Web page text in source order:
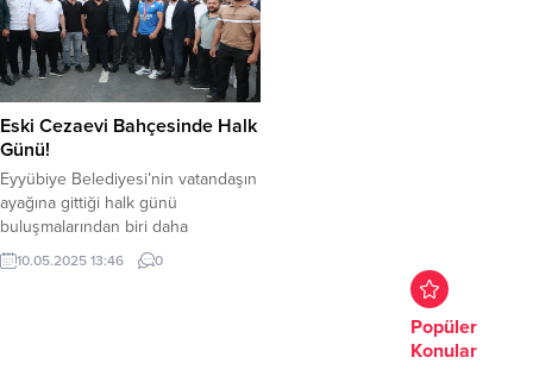
Eski Cezaevi Bahçesinde Halk
Günü!
Eyyübiye Belediyesi’nin vatandaşın
ayağına gittiği halk günü
buluşmalarından biri daha
gerçekleştirildi.Eski Şanlıurfa
Cezaevi’nde düzenlenen halk günü
10.05.2025 13:46 0
Popüler
Konular